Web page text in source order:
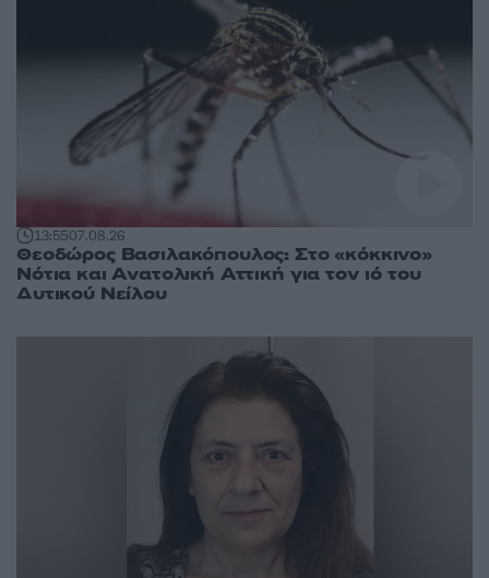
13:5507.08.26
Θεοδώρος Βασιλακόπουλος: Στο «κόκκινο»
Νότια και Ανατολική Αττική για τον ιό του
Δυτικού Νείλου